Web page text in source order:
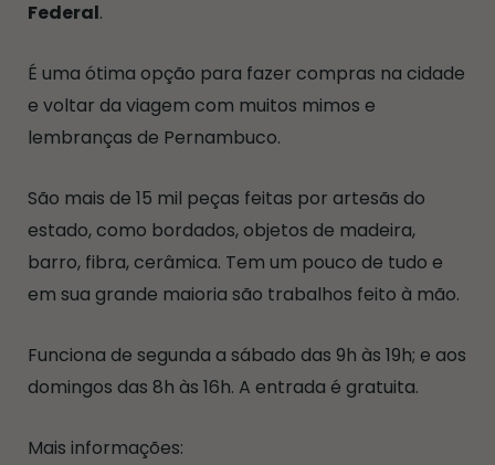
Federal.
É uma ótima opção para fazer compras na cidade
e voltar da viagem com muitos mimos e
lembranças de Pernambuco.
São mais de 15 mil peças feitas por artesãs do
estado, como bordados, objetos de madeira,
barro, fibra, cerâmica. Tem um pouco de tudo e
em sua grande maioria são trabalhos feito à mão.
Funciona de segunda a sábado das 9h às 19h; e aos
domingos das 8h às 16h. A entrada é gratuita.
Mais informações: